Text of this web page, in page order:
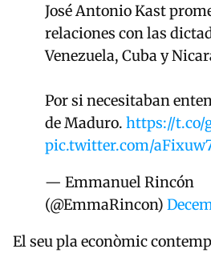
José Antonio Kast
relaciones con las
Venezuela, Cuba y
Por si necesitaban
de Maduro. https://t.co/
pic.twitter.com/
— Emmanuel Rincón
(@EmmaRincon)
El seu pla econòmic